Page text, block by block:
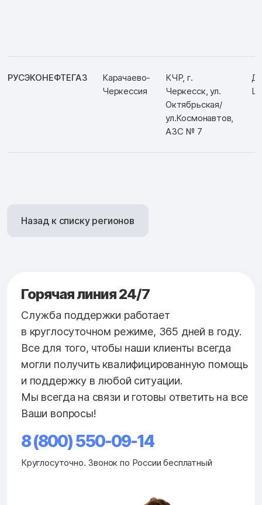
РУСЭКОНЕФТЕГАЗ
Карачаево-
Черкессия
КЧР, г.
Черкесск, ул.
Октябрьская/
ул.Космонавтов,
АЗС № 7
Д:
Ш:
Назад к списку регионов
Горячая линия 24/7
Служба поддержки работает
в круглосуточном режиме, 365 дней в году.
Все для того, чтобы наши клиенты всегда
могли получить квалифицированную помощь
и поддержку в любой ситуации.
Мы всегда на связи и готовы ответить на все
Ваши вопросы!
8 (800) 550-09-14
Круглосуточно. Звонок по России бесплатный